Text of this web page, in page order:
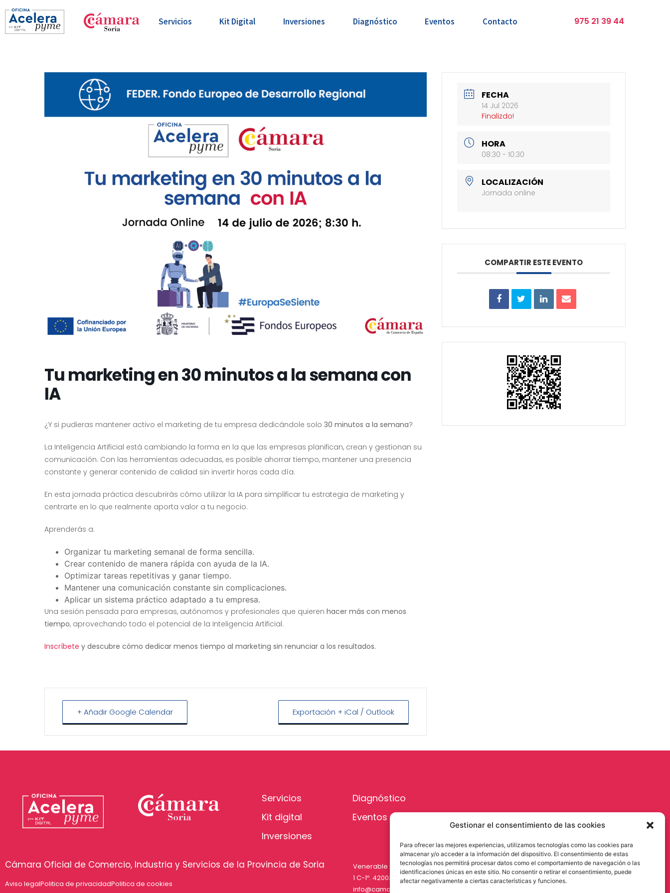
Gestionar el consentimiento de las cookies
Para ofrecer las mejores experiencias, utilizamos tecnologías como las cookies para
almacenar y/o acceder a la información del dispositivo. El consentimiento de estas
tecnologías nos permitirá procesar datos como el comportamiento de navegación o las
identificaciones únicas en este sitio. No consentir o retirar el consentimiento, puede
afectar negativamente a ciertas características y funciones.
Servicios Kit Digital Inversiones Diagnóstico Eventos Contacto 975 21 39 44
Tu marketing en 30 minutos a la semana con
IA
¿Y si pudieras mantener activo el marketing de tu empresa dedicándole solo 30 minutos a la semana?
La Inteligencia Artificial está cambiando la forma en la que las empresas planifican, crean y gestionan su
comunicación. Con las herramientas adecuadas, es posible ahorrar tiempo, mantener una presencia
constante y generar contenido de calidad sin invertir horas cada día.
En esta jornada práctica descubrirás cómo utilizar la IA para simplificar tu estrategia de marketing y
centrarte en lo que realmente aporta valor a tu negocio.
Aprenderás a:
Organizar tu marketing semanal de forma sencilla.
Crear contenido de manera rápida con ayuda de la IA.
Optimizar tareas repetitivas y ganar tiempo.
Mantener una comunicación constante sin complicaciones.
Aplicar un sistema práctico adaptado a tu empresa.
Una sesión pensada para empresas, autónomos y profesionales que quieren hacer más con menos
tiempo, aprovechando todo el potencial de la Inteligencia Artificial.
Inscríbete y descubre cómo dedicar menos tiempo al marketing sin renunciar a los resultados.
+ Añadir Google Calendar Exportación + iCal / Outlook
FECHA
14 Jul 2026
Finalizdo!
HORA
08:30 - 10:30
LOCALIZACIÓN
Jornada online
COMPARTIR ESTE EVENTO
Servicios
Kit digital
Inversiones
Diagnóstico
Eventos
Cámara Oficial de Comercio, Industria y Servicios de la Provincia de Soria
Aviso legalPolitica de privacidadPolitica de cookies
Venerable Carabantes
1 C-1º. 42003 Soria
info@camarasoria.com